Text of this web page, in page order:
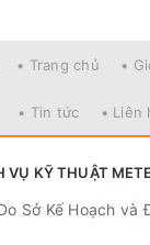
• Trang chủ •
• Tin tức • Liên
VỤ KỸ THUẬT
Sở Kế Hoạch và